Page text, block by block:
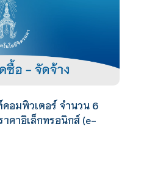
อมพิวเตอร์ จำนวน 6
คาอิเล็กทรอนิกส์ (e-